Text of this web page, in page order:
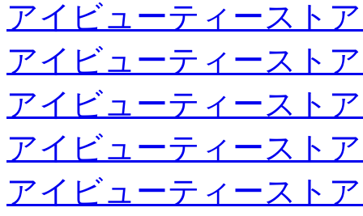
アイビューティースト
アイビューティースト
アイビューティースト
アイビューティースト
アイビューティースト